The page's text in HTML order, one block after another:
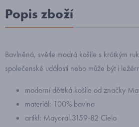
Popis zboží
Bavlněná, světle modrá košile s krátkým
společenské události nebo může být i
moderní dětská košile od značky
materiál: 100% bavlna
artikl: Mayoral 3159-82 Cielo